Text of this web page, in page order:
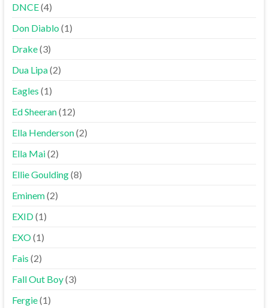
DNCE(4)
Don Diablo(1)
Drake(3)
Dua Lipa(2)
Eagles (1)
Ed Sheeran(12)
Ella Henderson(2)
Ella Mai(2)
Ellie Goulding(8)
Eminem(2)
EXID(1)
EXO(1)
Fais (2)
Fall Out Boy(3)
Fergie(1)